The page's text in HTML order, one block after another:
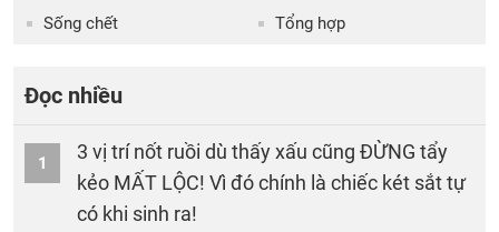
Sống chết Tổng hợp
Đọc nhiều
1
3 vị trí nốt ruồi dù thấy xấu cũng ĐỪNG tẩy
kẻo MẤT LỘC! Vì đó chính là chiếc két sắt tự
có khi sinh ra!